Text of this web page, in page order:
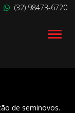
(32) 98473-6720
de seminovos.